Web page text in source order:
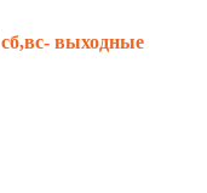
сб,вс- выходные